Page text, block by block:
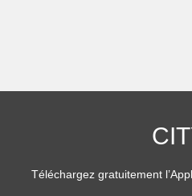
Téléchargez gratuitement